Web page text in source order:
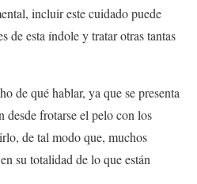
incluir este cuidado puede
de esta índole y tratar otras tantas
de qué hablar, ya que se presenta
desde frotarse el pelo con los
de tal modo que, muchos
su totalidad de lo que están